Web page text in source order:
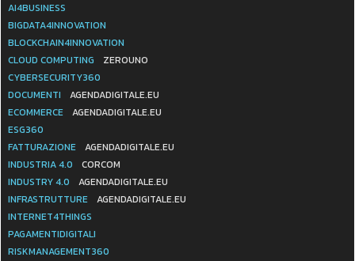
AI4BUSINESS
BIGDATA4INNOVATION
BLOCKCHAIN4INNOVATION
CLOUD COMPUTING
ZEROUNO
CYBERSECURITY360
DOCUMENTI
AGENDADIGITALE.EU
ECOMMERCE
AGENDADIGITALE.EU
ESG360
FATTURAZIONE
AGENDADIGITALE.EU
INDUSTRIA 4.0
CORCOM
INDUSTRY 4.0
AGENDADIGITALE.EU
INFRASTRUTTURE
AGENDADIGITALE.EU
INTERNET4THINGS
PAGAMENTIDIGITALI
RISKMANAGEMENT360